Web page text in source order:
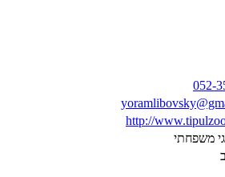
052-
http://
משפחתי